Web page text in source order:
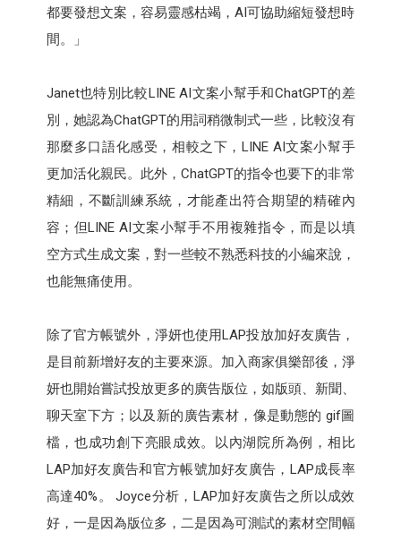
都要發想文案，容易靈感枯竭，AI可協助縮短發想時
間。」
Janet也特別比較LINE AI文案小幫手和ChatGPT的差
別，她認為ChatGPT的用詞稍微制式一些，比較沒有
那麼多口語化感受，相較之下，LINE AI文案小幫手
更加活化親民。此外，ChatGPT的指令也要下的非常
精細，不斷訓練系統，才能產出符合期望的精確內
容；但LINE AI文案小幫手不用複雜指令，而是以填
空方式生成文案，對一些較不熟悉科技的小編來說，
也能無痛使用。
除了官方帳號外，淨妍也使用LAP投放加好友廣告，
是目前新增好友的主要來源。加入商家俱樂部後，淨
妍也開始嘗試投放更多的廣告版位，如版頭、新聞、
聊天室下方；以及新的廣告素材，像是動態的 gif圖
檔，也成功創下亮眼成效。以內湖院所為例，相比
LAP加好友廣告和官方帳號加好友廣告，LAP成長率
高達40%。 Joyce分析，LAP加好友廣告之所以成效
好，一是因為版位多，二是因為可測試的素材空間幅